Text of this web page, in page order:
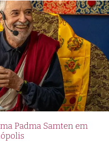
Padma Samten em